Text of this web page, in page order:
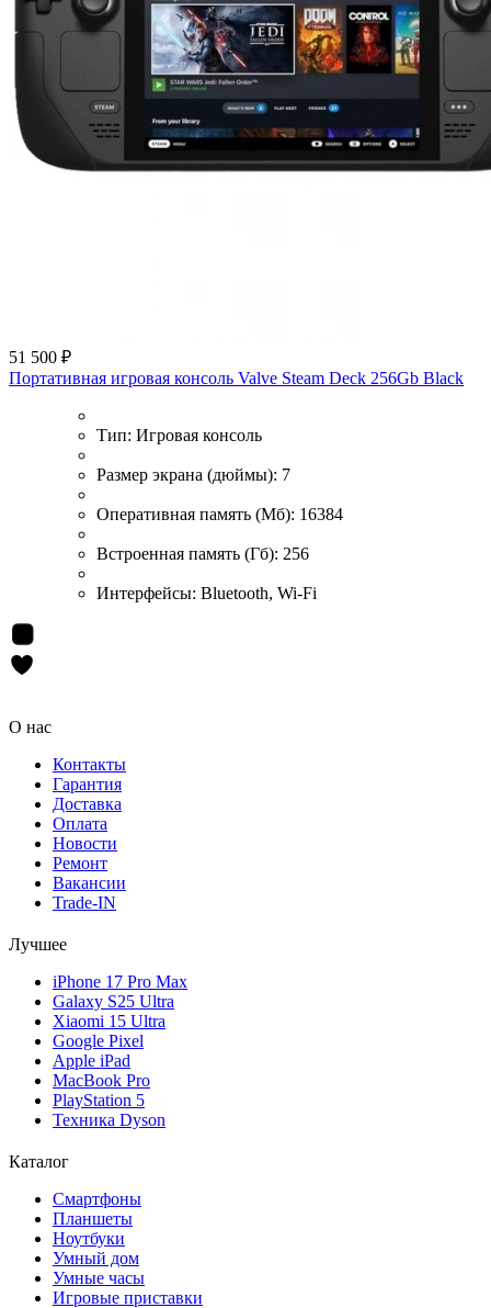
51 500 ₽
Портативная игровая консоль Valve Steam Deck 256Gb Black
Тип: Игровая консоль
Размер экрана (дюймы): 7
Оперативная память (Мб): 16384
Встроенная память (Гб): 256
Интерфейсы: Bluetooth, Wi-Fi
О нас
Контакты
Гарантия
Доставка
Оплата
Новости
Ремонт
Вакансии
Trade-IN
Лучшее
iPhone 17 Pro Max
Galaxy S25 Ultra
Xiaomi 15 Ultra
Google Pixel
Apple iPad
MacBook Pro
PlayStation 5
Техника Dyson
Каталог
Смартфоны
Планшеты
Ноутбуки
Умный дом
Умные часы
Игровые приставки